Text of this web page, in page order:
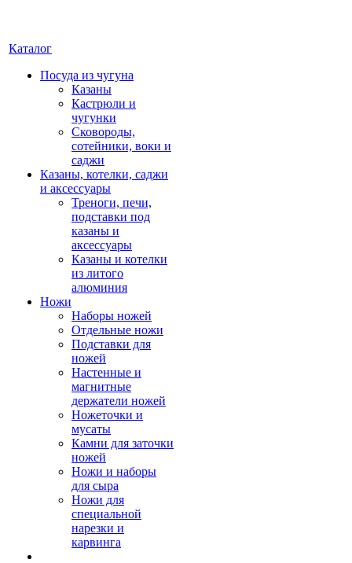
Каталог
Посуда из чугуна
Казаны
Кастрюли и
чугунки
Сковороды,
сотейники, воки и
саджи
Казаны, котелки, саджи
и аксессуары
Треноги, печи,
подставки под
казаны и
аксессуары
Казаны и котелки
из литого
алюминия
Ножи
Наборы ножей
Отдельные ножи
Подставки для
ножей
Настенные и
магнитные
держатели ножей
Ножеточки и
мусаты
Камни для заточки
ножей
Ножи и наборы
для сыра
Ножи для
специальной
нарезки и
карвинга